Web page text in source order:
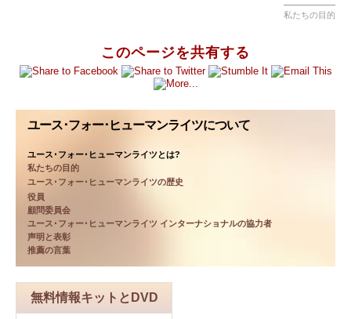
このページを共有する
ユース･フォー･ヒューマンライツについて
ユース･フォー･ヒューマンライツとは?
私たちの目的
ユース･フォー･ヒューマンライツの歴史
役員
顧問委員会
ユース･フォー･ヒューマンライツ インターナショナルの協力者
声明と表彰
推薦の言葉
無料情報キットとDVD
私たちの目的